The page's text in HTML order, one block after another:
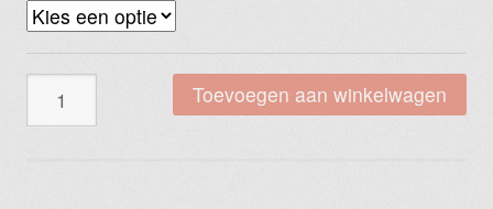
Toevoegen aan winkelwagen